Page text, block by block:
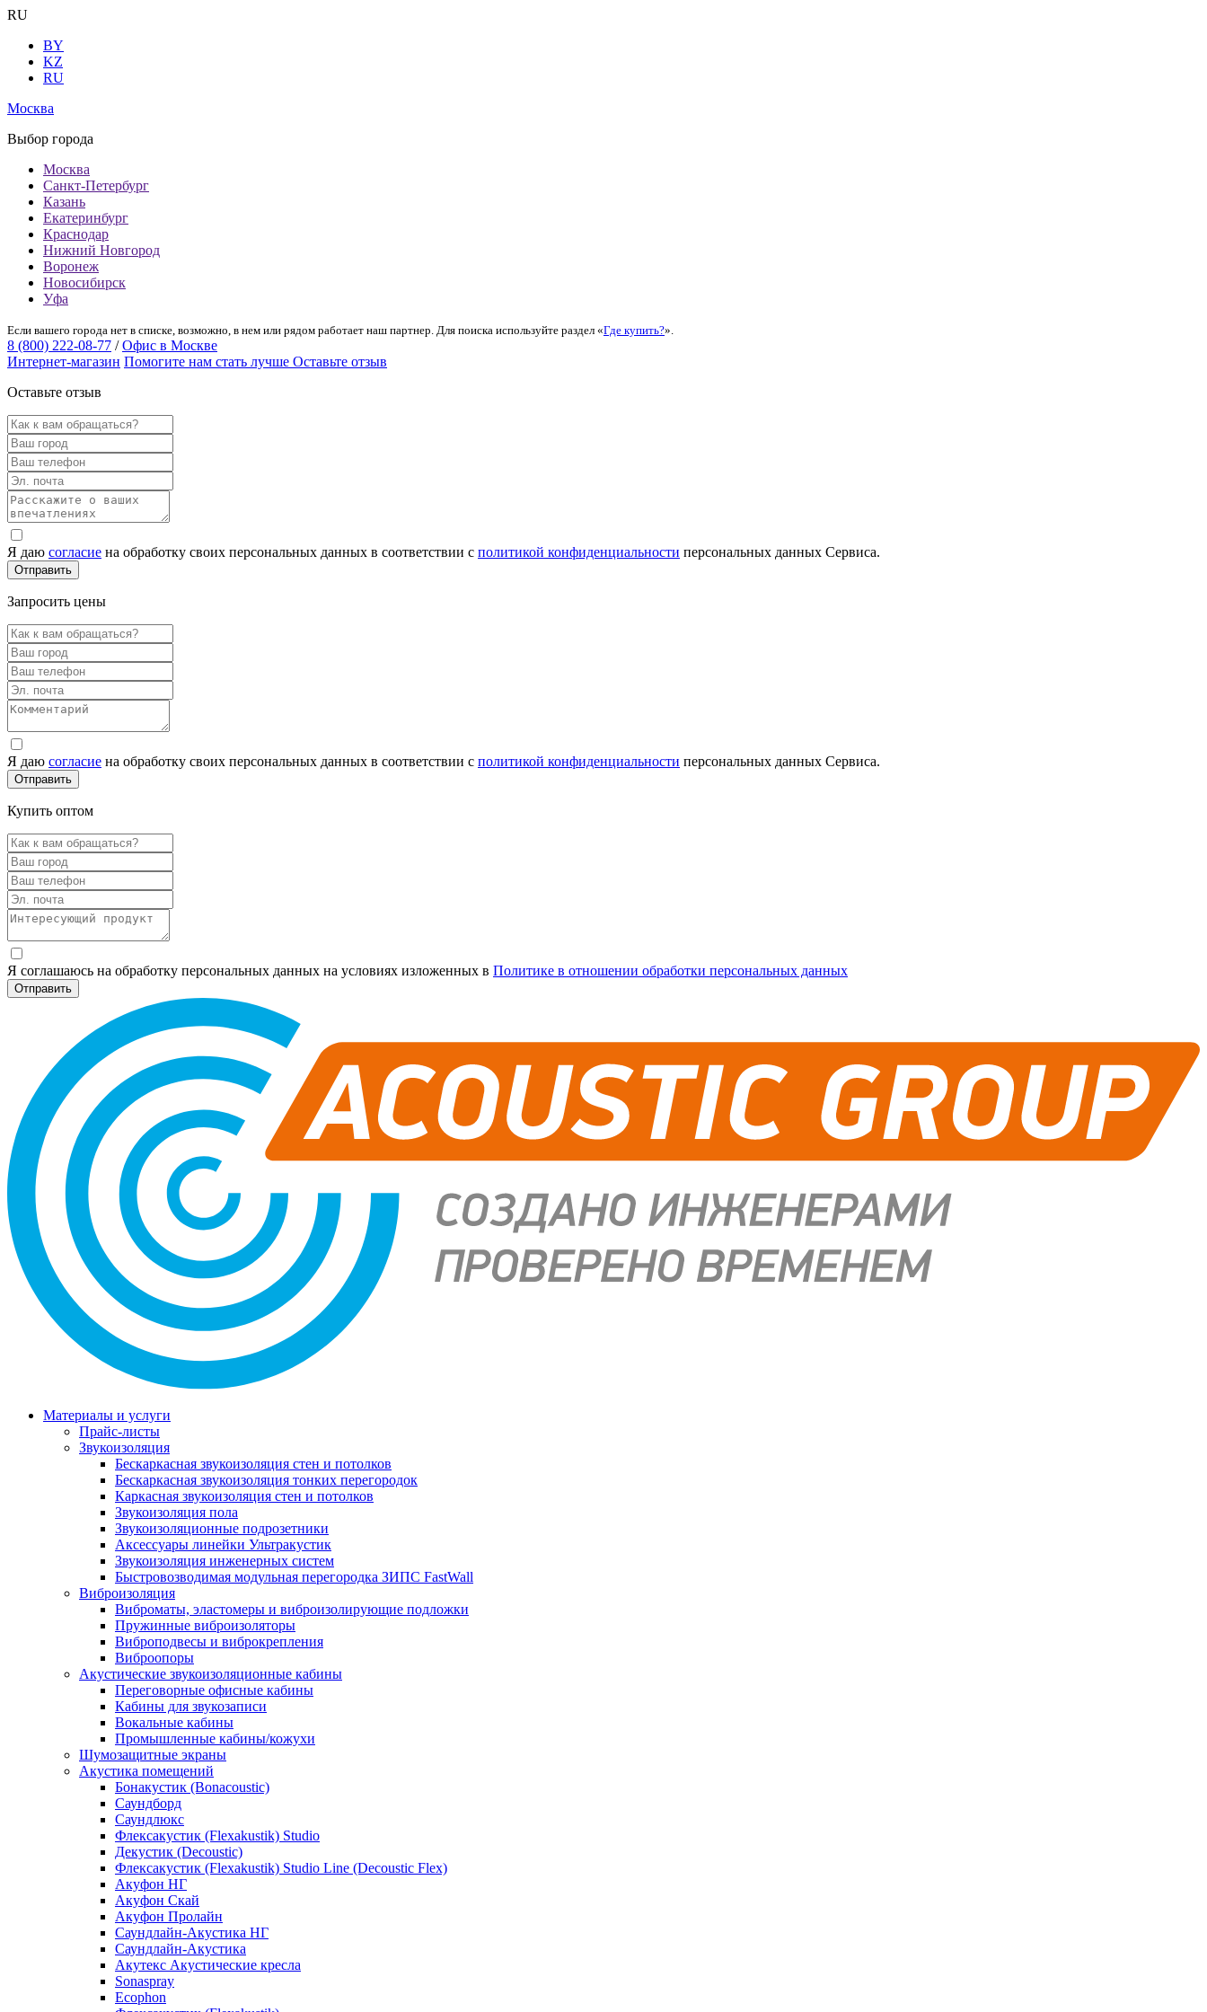
RU
BY
KZ
RU
Москва
Выбор города
Москва
Санкт-Петербург
Казань
Екатеринбург
Краснодар
Нижний Новгород
Воронеж
Новосибирск
Уфа
Если вашего города нет в списке, возможно, в нем или рядом работает наш партнер. Для поиска используйте раздел «Где купить?».
8 (800) 222-08-77 / Офис в Москве
Интернет-магазин Помогите нам стать лучше Оставьте отзыв
Оставьте отзыв
Я даю согласие на обработку своих персональных данных в соответствии с политикой конфиденциальности персональных данных Сервиса.
Запросить цены
Я даю согласие на обработку своих персональных данных в соответствии с политикой конфиденциальности персональных данных Сервиса.
Купить оптом
Я соглашаюсь на обработку персональных данных на условиях изложенных в Политике в отношении обработки персональных данных
Материалы и услуги
Прайс-листы
Звукоизоляция
Бескаркасная звукоизоляция стен и потолков
Бескаркасная звукоизоляция тонких перегородок
Каркасная звукоизоляция стен и потолков
Звукоизоляция пола
Звукоизоляционные подрозетники
Аксессуары линейки Ультракустик
Звукоизоляция инженерных систем
Быстровозводимая модульная перегородка ЗИПС FastWall
Виброизоляция
Виброматы, эластомеры и виброизолирующие подложки
Пружинные виброизоляторы
Виброподвесы и виброкрепления
Виброопоры
Акустические звукоизоляционные кабины
Переговорные офисные кабины
Кабины для звукозаписи
Вокальные кабины
Промышленные кабины/кожухи
Шумозащитные экраны
Акустика помещений
Бонакустик (Bonacoustic)
Саундборд
Саундлюкс
Флексакустик (Flexakustik) Studio
Декустик (Decoustic)
Флексакустик (Flexakustik) Studio Line (Decoustic Flex)
Акуфон НГ
Акуфон Скай
Акуфон Пролайн
Саундлайн-Акустика НГ
Саундлайн-Акустика
Акутекс Акустические кресла
Sonaspray
Ecophon